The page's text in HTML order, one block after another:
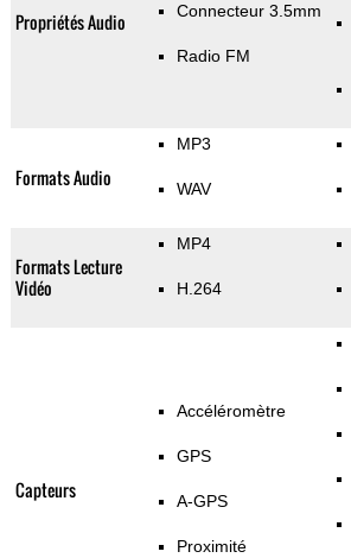
Propriétés Audio Connecteur 3.5mm
Radio FM
Formats Audio
MP3
WAV
Formats Lecture
Vidéo
MP4
H.264
Capteurs
Accéléromètre
GPS
A-GPS
Proximité